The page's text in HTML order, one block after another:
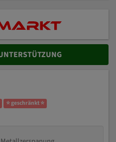
⭐ geschränkt ⭐